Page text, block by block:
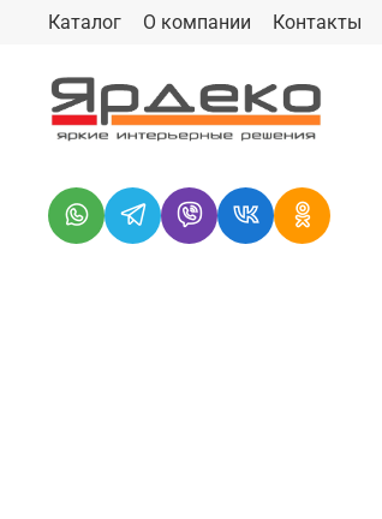
Каталог О компании Контакты